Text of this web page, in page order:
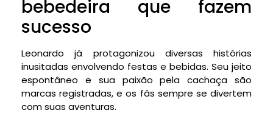
bebedeira que fazem
sucesso
Leonardo já protagonizou diversas histórias
inusitadas envolvendo festas e bebidas. Seu jeito
espontâneo e sua paixão pela cachaça são
marcas registradas, e os fãs sempre se divertem
com suas aventuras.